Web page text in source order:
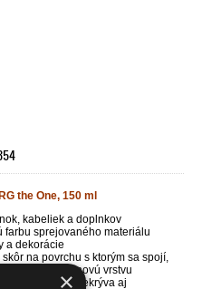
the One, 150 ml
kabeliek a doplnkov
farbu sprejovaného materiálu
a dekorácie
na povrchu s ktorým sa spojí,
sprej vytvorí novú vrstvu
tento sprej prekrýva aj
×